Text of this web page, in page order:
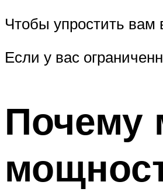
Чтобы упростить вам
Если у вас
Почему